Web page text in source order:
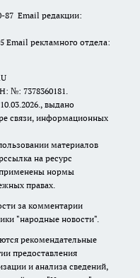
87 Email редакции:
Email рекламного отдела:
№: 7378360181.
выдано
связи, информационных
материалов
на ресурс
применены нормы
правах.
за комментарии
"народные новости".
рекомендательные
предоставления
и анализа сведений,